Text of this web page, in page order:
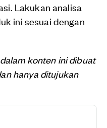
Lakukan analisa
ini sesuai dengan
konten ini dibuat
hanya ditujukan